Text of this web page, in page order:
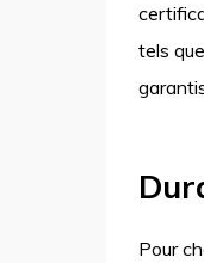
tels
Pour